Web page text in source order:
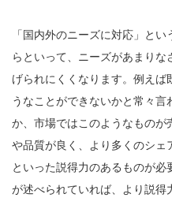
「国内外のニーズに対応」と
らといって、ニーズがあまり
げられにくくなります。例えば
うなことができないかと常々言
か、市場ではこのようなもの
や品質が良く、より多くのシ
といった説得力のあるものが
が述べられていれば、より説得